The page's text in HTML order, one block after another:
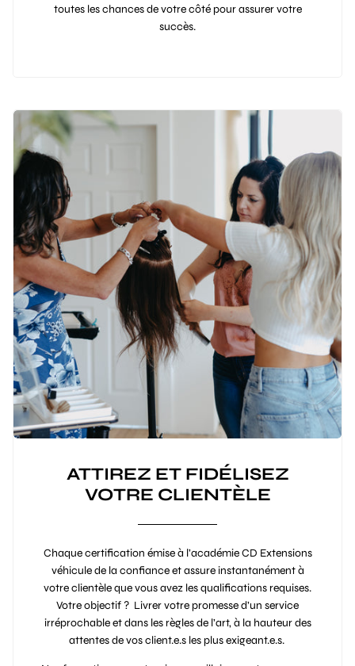
toutes les chances de votre côté pour assurer votre
succès.
ATTIREZ ET FIDÉLISEZ
VOTRE CLIENTÈLE
Chaque certification émise à l’académie CD Extensions
véhicule de la confiance et assure instantanément à
votre clientèle que vous avez les qualifications requises.
Votre objectif ? Livrer votre promesse d’un service
irréprochable et dans les règles de l’art, à la hauteur des
attentes de vos client.e.s les plus exigeant.e.s.